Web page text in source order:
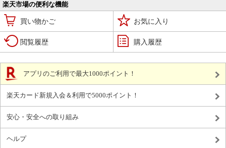
楽天市場の便利な機能
買い物かご お気に入り
閲覧履歴 購入履歴
アプリのご利用で最大1000ポイント！
楽天カード新規入会＆利用で5000ポイント！
安心・安全への取り組み
ヘルプ